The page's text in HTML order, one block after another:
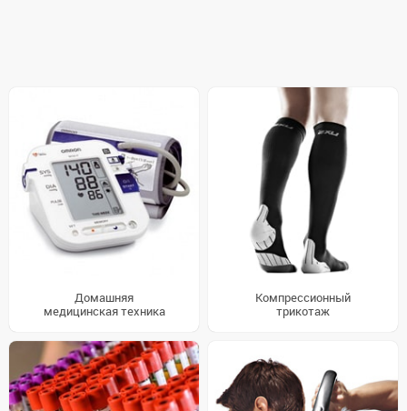
Домашняя
медицинская техника
Компрессионный
трикотаж